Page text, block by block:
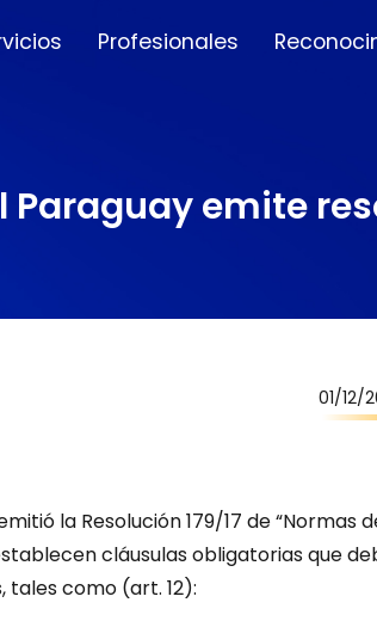
Profesionales
Paraguay emite
01/12/
la Resolución 179/17 de “Normas
cláusulas obligatorias que
tales como (art. 12):